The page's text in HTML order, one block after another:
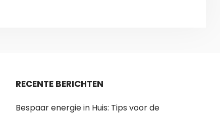
RECENTE BERICHTEN
Bespaar energie in Huis: Tips voor de